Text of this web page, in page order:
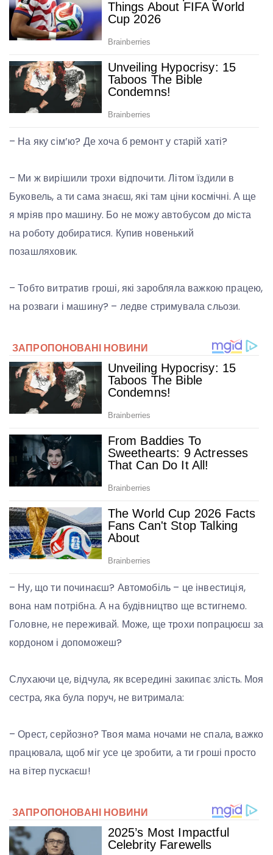
– На яку сім’ю? Де хоча б ремонт у старій хаті?
– Ми ж вирішили трохи відпочити. Літом їздили в
Буковель, а ти сама знаєш, які там ціни космічні. А ще
я мріяв про машину. Бо не можу автобусом до міста
на роботу добиратися. Купив новенький
позашляховик.
– Тобто витратив гроші, які заробляла важкою працею,
на розваги і машину? – ледве стримувала сльози.
– Ну, що ти починаєш? Автомобіль – це інвестиція,
вона нам потрібна. А на будівництво ще встигнемо.
Головне, не переживай. Може, ще трохи попрацюєш за
кордоном і допоможеш?
Слухаючи це, відчула, як всередині закипає злість. Моя
сестра, яка була поруч, не витримала:
– Орест, серйозно? Твоя мама ночами не спала, важко
працювала, щоб міг усе це зробити, а ти гроші просто
на вітер пускаєш!